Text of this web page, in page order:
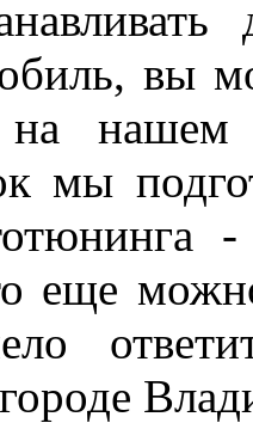
вы
на
мы
еще